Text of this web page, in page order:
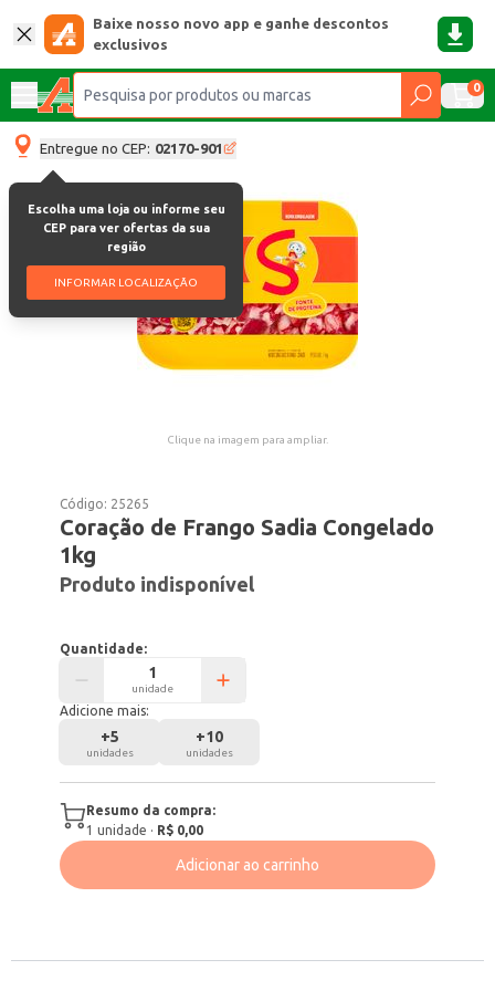
Baixe nosso novo app e ganhe descontos
exclusivos
0
Entregue no CEP: 02170-901
Escolha uma loja ou informe seu
CEP para ver ofertas da sua
região
INFORMAR LOCALIZAÇÃO
Clique na imagem para ampliar.
Código: 25265
Coração de Frango Sadia Congelado
1kg
Produto indisponível
Quantidade:
unidade
Adicione mais:
+5
unidades
+10
unidades
Resumo da compra:
1 unidade · R$ 0,00
Adicionar ao carrinho